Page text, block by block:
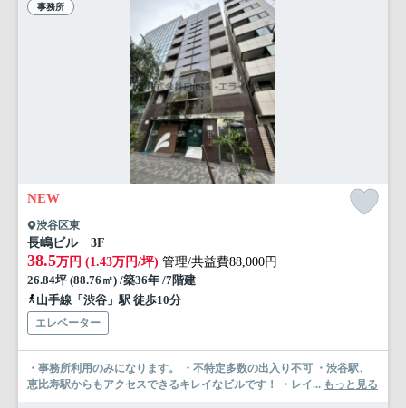
事務所
NEW
渋谷区東
長嶋ビル 3F
38.5万円 (1.43万円/坪) 管理/共益費88,000円
26.84坪 (88.76㎡) /築36年 /7階建
山手線「渋谷」駅 徒歩10分
エレベーター
・事務所利用のみになります。 ・不特定多数の出入り不可 ・渋谷駅、
恵比寿駅からもアクセスできるキレイなビルです！ ・レイ... もっと見る